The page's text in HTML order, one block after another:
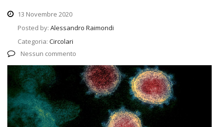
13 Novembre 2020
Posted by: Alessandro Raimondi
Categoria: Circolari
Nessun commento